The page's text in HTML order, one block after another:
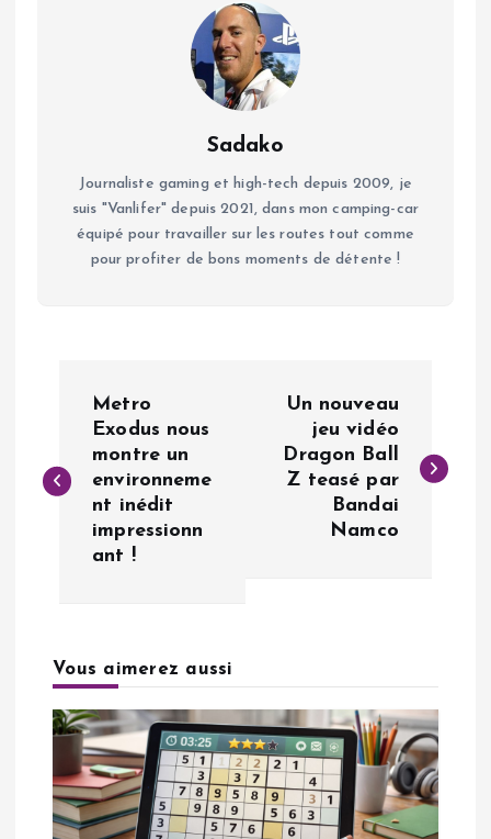
Sadako
Journaliste gaming et high-tech depuis 2009, je
suis "Vanlifer" depuis 2021, dans mon camping-car
équipé pour travailler sur les routes tout comme
pour profiter de bons moments de détente !
v
a
t
o
Metro
Exodus nous
montre un
environneme
nt inédit
impressionn
ant !
Un nouveau
jeu vidéo
Dragon Ball
Z teasé par
Bandai
Namco
Vous aimerez aussi